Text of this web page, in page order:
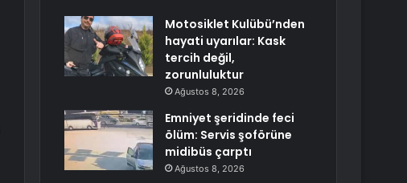
Motosiklet Kulübü’nden
hayati uyarılar: Kask
tercih değil,
zorunluluktur
Ağustos 8, 2026
Emniyet şeridinde feci
ölüm: Servis şoförüne
midibüs çarptı
Ağustos 8, 2026